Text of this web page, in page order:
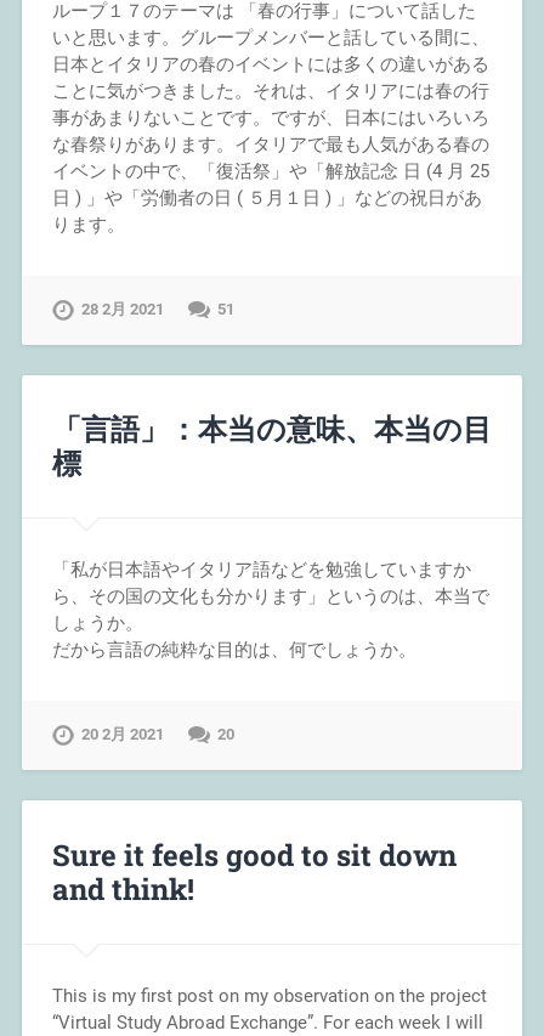
ループ１７のテーマは 「春の行事」について話した
いと思います。グループメンバーと話している間に、
日本とイタリアの春のイベントには多くの違いがある
ことに気がつきました。それは、イタリアには春の行
事があまりないことです。ですが、日本にはいろいろ
な春祭りがあります。イタリアで最も人気がある春の
イベントの中で、「復活祭」や「解放記念 日 (4 月 25
日 ) 」や「労働者の日 ( ５月１日 ) 」などの祝日があ
ります。
28 2月 2021 51
「言語」：本当の意味、本当の目
標
「私が日本語やイタリア語などを勉強していますか
ら、その国の文化も分かります」というのは、本当で
しょうか。
だから言語の純粋な目的は、何でしょうか。
20 2月 2021 20
Sure it feels good to sit down
and think!
This is my first post on my observation on the project
“Virtual Study Abroad Exchange”. For each week I will